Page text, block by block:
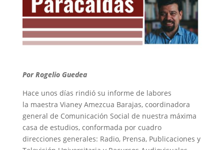
Por Rogelio Guedea
Hace unos días rindió su informe de labores
la maestra Vianey Amezcua Barajas, coordinadora
general de Comunicación Social de nuestra máxima
casa de estudios, conformada por cuadro
direcciones generales: Radio, Prensa, Publicaciones y